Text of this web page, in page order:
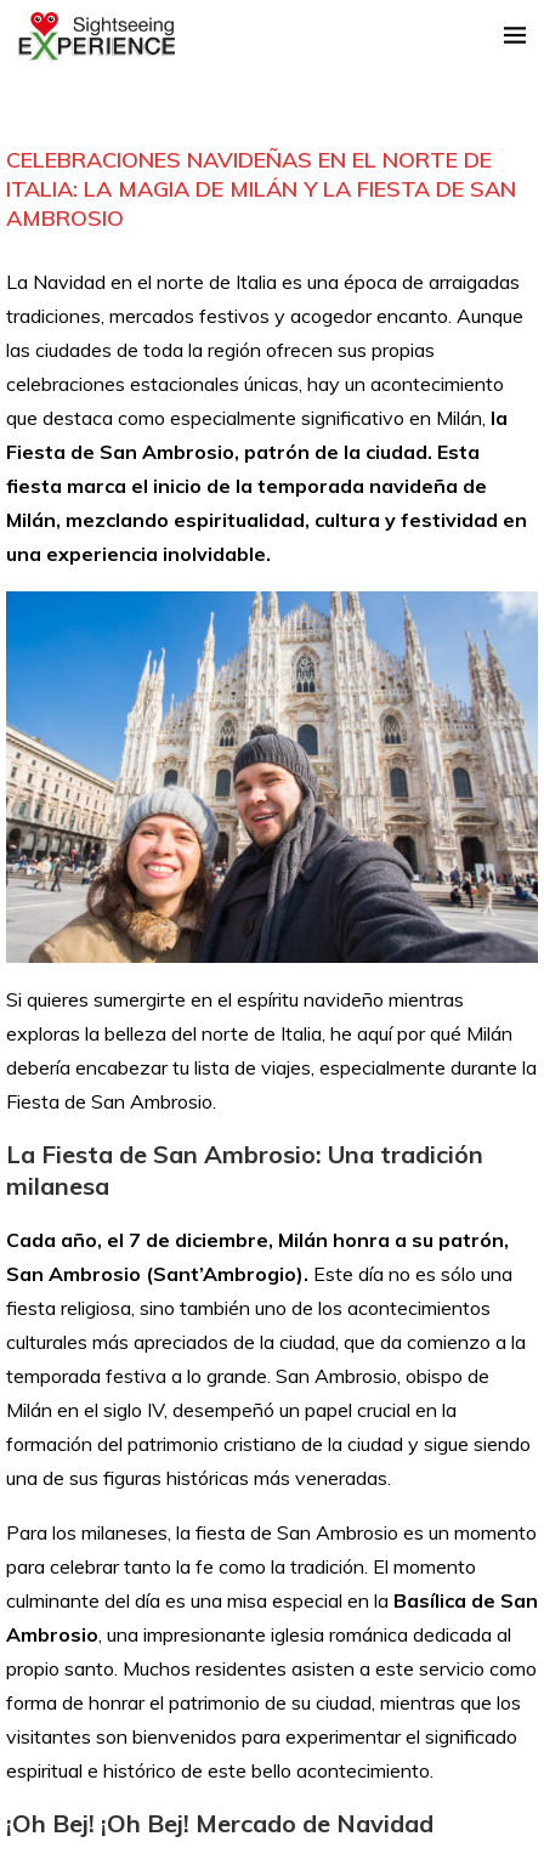
CELEBRACIONES NAVIDEÑAS EN EL NORTE DE
ITALIA: LA MAGIA DE MILÁN Y LA FIESTA DE SAN
AMBROSIO
La Navidad en el norte de Italia es una época de arraigadas
tradiciones, mercados festivos y acogedor encanto. Aunque
las ciudades de toda la región ofrecen sus propias
celebraciones estacionales únicas, hay un acontecimiento
que destaca como especialmente significativo en Milán, la
Fiesta de San Ambrosio, patrón de la ciudad. Esta
fiesta marca el inicio de la temporada navideña de
Milán, mezclando espiritualidad, cultura y festividad en
una experiencia inolvidable.
Si quieres sumergirte en el espíritu navideño mientras
exploras la belleza del norte de Italia, he aquí por qué Milán
debería encabezar tu lista de viajes, especialmente durante la
Fiesta de San Ambrosio.
La Fiesta de San Ambrosio: Una tradición
milanesa
Cada año, el 7 de diciembre, Milán honra a su patrón,
San Ambrosio (Sant’Ambrogio). Este día no es sólo una
fiesta religiosa, sino también uno de los acontecimientos
culturales más apreciados de la ciudad, que da comienzo a la
temporada festiva a lo grande. San Ambrosio, obispo de
Milán en el siglo IV, desempeñó un papel crucial en la
formación del patrimonio cristiano de la ciudad y sigue siendo
una de sus figuras históricas más veneradas.
Para los milaneses, la fiesta de San Ambrosio es un momento
para celebrar tanto la fe como la tradición. El momento
culminante del día es una misa especial en la Basílica de San
Ambrosio, una impresionante iglesia románica dedicada al
propio santo. Muchos residentes asisten a este servicio como
forma de honrar el patrimonio de su ciudad, mientras que los
visitantes son bienvenidos para experimentar el significado
espiritual e histórico de este bello acontecimiento.
¡Oh Bej! ¡Oh Bej! Mercado de Navidad